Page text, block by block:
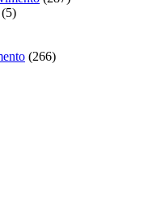
(5)
(266)